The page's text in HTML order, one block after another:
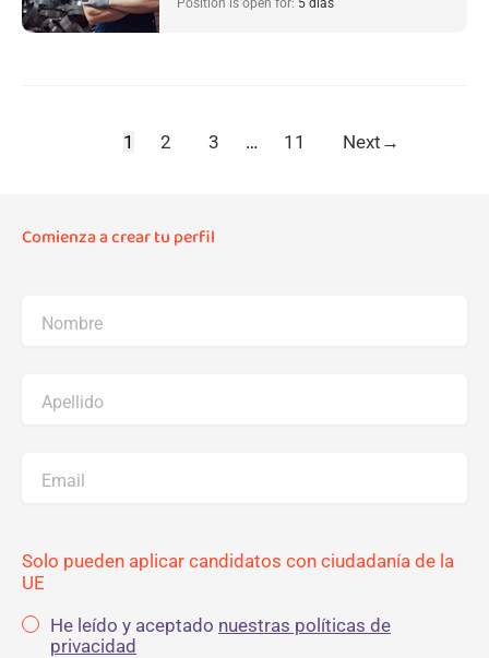
1 2 3 … 11 Next →
Comienza a crear tu perfil
Nombre
Apellido
Email
Solo pueden aplicar candidatos con ciudadanía de la
UE
He leído y aceptado nuestras políticas de
privacidad